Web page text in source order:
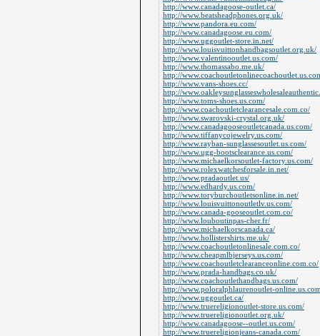
http://www.canadagoose-outlet.ca/
http://www.beatsheadphones.org.uk/
http://www.pandora.eu.com/
http://www.canadagoose.eu.com/
http://www.uggoutlet-store.in.net/
http://www.louisvuittonhandbagsoutlet.org.uk/
http://www.valentinooutlet.us.com/
http://www.thomassabo.me.uk/
http://
http://www.vans-shoes.cc/
http://
http://www.toms-shoes.us.com/
http://www.coachoutletclearancesale.com.co/
http://www.swarovski-crystal.org.uk/
http://www.canadagooseoutletcanada.us.com/
http://www.tiffanycojewelry.us.com/
http://www.rayban-sunglassesoutlet.us.com/
http://www.ugg-bootsclearance.us.com/
http://www.michaelkorsoutlet-factory.us.com/
http://www.rolexwatchesforsale.in.net/
http://www.pradaoutlet.us/
http://www.edhardy.us.com/
http://www.toryburchoutletsonline.in.net/
http://www.louisvuittonoutletlv.us.com/
http://www.canada-gooseoutlet.com.co/
http://www.louboutinpas-cher.fr/
http://www.michaelkorscanada.ca/
http://www.hollistershirts.me.uk/
http://www.coachoutletonlinesale.com.co/
http://www.cheapmlbjerseys.us.com/
http://www.coachoutletclearanceonline.com.co/
http://www.prada-handbags.co.uk/
http://www.coachoutlethandbags.us.com/
http://www.poloralphlaurenoutlet-
http://www.uggoutlet.ca/
http://www.truereligionoutlet-store.us.com/
http://www.truereligionoutlet.org.uk/
http://www.canadagoose--outlet.us.com/
http://www.truereligionjeans-canada.com/